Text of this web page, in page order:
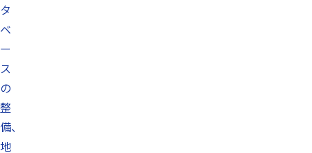
タ
ベ
ー
ス
の
整
備、
地